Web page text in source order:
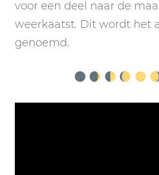
voor een deel naar de
weerkaatst. Dit wordt het
genoemd.